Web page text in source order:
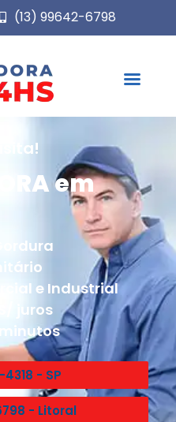
(13) 99642-6798
em
e Industrial
juros
4318 - SP
- Litoral